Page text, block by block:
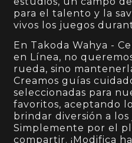
para el talento y la
vivos los juegos
En Takoda Wahya -
en Línea, no
rueda, sino
Creamos guías
seleccionadas para
favoritos, aceptando
brindar diversión a los
Simplemente por el
compartir. ¡Modifica